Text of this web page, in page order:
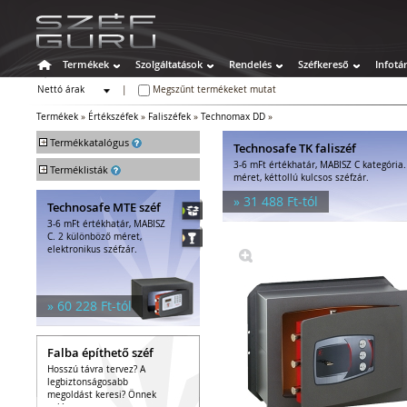
Termékek Szolgáltatások Rendelés Széfkereső Infotár
Nettó árak
Megszűnt termékeket mutat
Termékek » Értékszéfek » Faliszéfek » Technomax DD »
+ Termékkatalógus
Széfek
Értékszéfek
Faliszéfek
Padlószéfek
Lemezszekrények
Páncélszekrények
Bedobós értékszéfek
Szuperkasszák
Tűzálló széfek
Speciális széfek
Fegyverszekrények
Hotelszéfek
+ Terméklisták
Technosafe MTE széf
3-6 mFt értékhatár, MABISZ
C. 2 különböző méret,
elektronikus széfzár.
» 60 228 Ft-tól
Falba építhető széf
Hosszú távra tervez? A
legbiztonságosabb
megoldást keresi? Önnek
Technosafe TK faliszéf
3-6 mFt értékhatár, MABISZ C
méret, kéttollú kulcsos széfzár.
» 31 488 Ft-tól